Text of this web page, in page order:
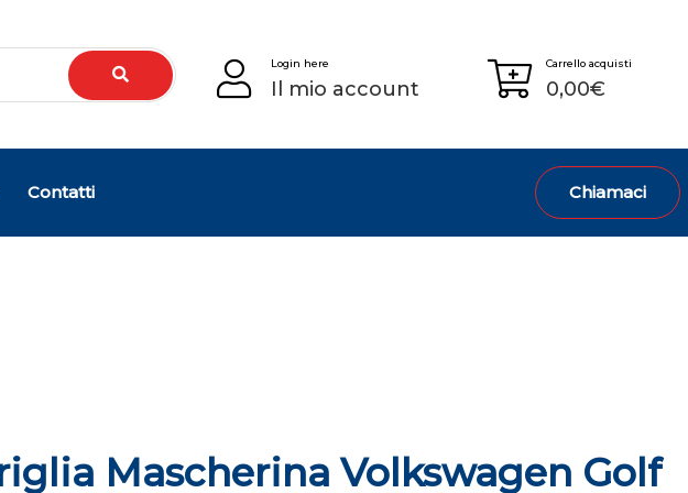
Login here
Il mio account
Carrello acquisti
0,00€
Contatti Chiamaci
Mascherina Volkswagen Golf